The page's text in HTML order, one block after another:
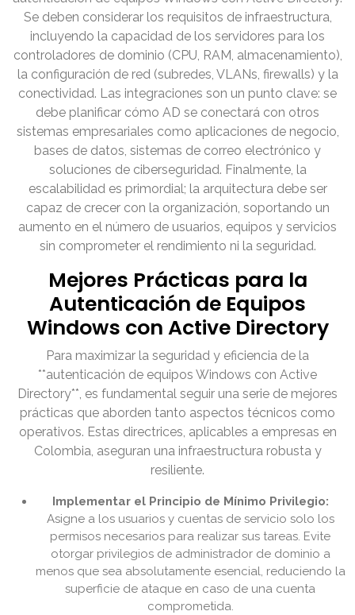
Se deben considerar los requisitos de infraestructura,
incluyendo la capacidad de los servidores para los
controladores de dominio (CPU, RAM, almacenamiento),
la configuración de red (subredes, VLANs, firewalls) y la
conectividad. Las integraciones son un punto clave: se
debe planificar cómo AD se conectará con otros
sistemas empresariales como aplicaciones de negocio,
bases de datos, sistemas de correo electrónico y
soluciones de ciberseguridad. Finalmente, la
escalabilidad es primordial; la arquitectura debe ser
capaz de crecer con la organización, soportando un
aumento en el número de usuarios, equipos y servicios
sin comprometer el rendimiento ni la seguridad.
Mejores Prácticas para la
Autenticación de Equipos
Windows con Active Directory
Para maximizar la seguridad y eficiencia de la
**autenticación de equipos Windows con Active
Directory**, es fundamental seguir una serie de mejores
prácticas que aborden tanto aspectos técnicos como
operativos. Estas directrices, aplicables a empresas en
Colombia, aseguran una infraestructura robusta y
resiliente.
Implementar el Principio de Mínimo Privilegio:
Asigne a los usuarios y cuentas de servicio solo los
permisos necesarios para realizar sus tareas. Evite
otorgar privilegios de administrador de dominio a
menos que sea absolutamente esencial, reduciendo la
superficie de ataque en caso de una cuenta
comprometida.